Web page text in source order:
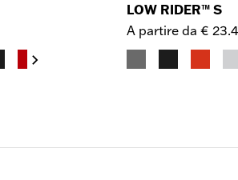
LOW RIDER™ S
A partire da €